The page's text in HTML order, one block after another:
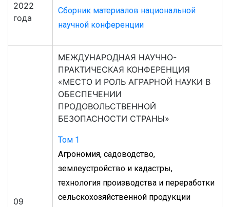
2022
года
Сборник материалов национальной
научной конференции
09
МЕЖДУНАРОДНАЯ НАУЧНО-
ПРАКТИЧЕСКАЯ КОНФЕРЕНЦИЯ
«МЕСТО И РОЛЬ АГРАРНОЙ НАУКИ В
ОБЕСПЕЧЕНИИ
ПРОДОВОЛЬСТВЕННОЙ
БЕЗОПАСНОСТИ СТРАНЫ»
Том 1
Агрономия, садоводство,
землеустройство и кадастры,
технология производства и переработки
сельскохозяйственной продукции